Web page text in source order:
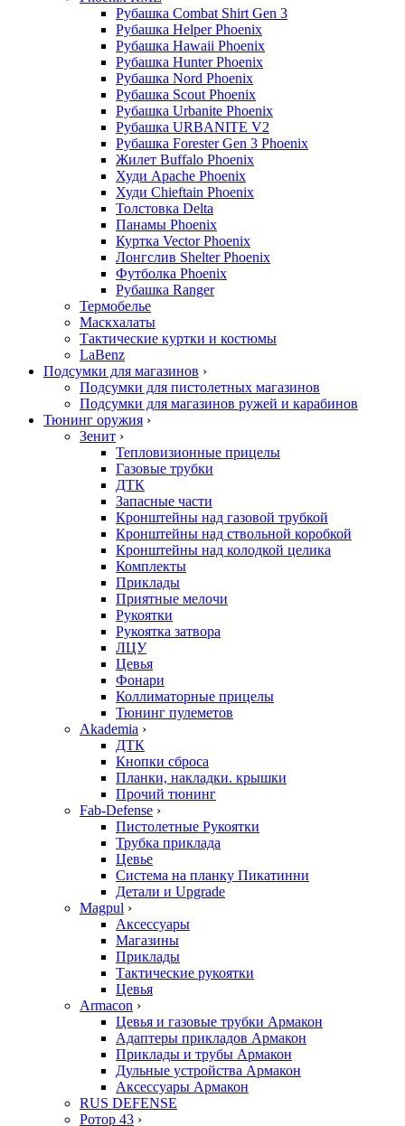
Рубашка Combat Shirt Gen 3
Рубашка Helper Phoenix
Рубашка Hawaii Phoenix
Рубашка Hunter Phoenix
Рубашка Nord Phoenix
Рубашка Scout Phoenix
Рубашка Urbanite Phoenix
Рубашка URBANITE V2
Рубашка Forester Gen 3 Phoenix
Жилет Buffalo Phoenix
Худи Apache Phoenix
Худи Chieftain Phoenix
Толстовка Delta
Панамы Phoenix
Куртка Vector Phoenix
Лонгслив Shelter Phoenix
Футболка Phoenix
Рубашка Ranger
Термобелье
Маскхалаты
Тактические куртки и костюмы
LaBenz
Подсумки для магазинов ›
Подсумки для пистолетных магазинов
Подсумки для магазинов ружей и карабинов
Тюнинг оружия ›
Зенит ›
Тепловизионные прицелы
Газовые трубки
ДТК
Запасные части
Кронштейны над газовой трубкой
Кронштейны над ствольной коробкой
Кронштейны над колодкой целика
Комплекты
Приклады
Приятные мелочи
Рукоятки
Рукоятка затвора
ЛЦУ
Цевья
Фонари
Коллиматорные прицелы
Тюнинг пулеметов
Akademia ›
ДТК
Кнопки сброса
Планки, накладки. крышки
Прочий тюнинг
Fab-Defense ›
Пистолетные Рукоятки
Трубка приклада
Цевье
Система на планку Пикатинни
Детали и Upgrade
Magpul ›
Аксессуары
Магазины
Приклады
Тактические рукоятки
Цевья
Armacon ›
Цевья и газовые трубки Армакон
Адаптеры прикладов Армакон
Приклады и трубы Армакон
Дульные устройства Армакон
Аксессуары Армакон
RUS DEFENSE
Ротор 43 ›